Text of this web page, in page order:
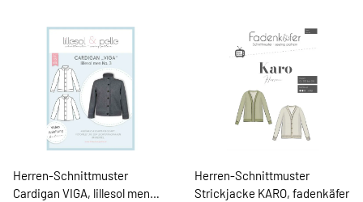
Herren-Schnittmuster
Cardigan VIGA, lillesol men
Herren-Schnittmuster
Strickjacke KARO, fadenkäfer